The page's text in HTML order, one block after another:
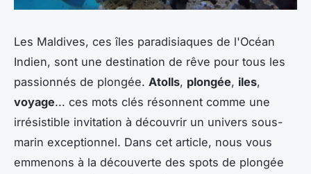
Les Maldives, ces îles paradisiaques de l'Océan
Indien, sont une destination de rêve pour tous les
passionnés de plongée. Atolls, plongée, iles,
voyage... ces mots clés résonnent comme une
irrésistible invitation à découvrir un univers sous-
marin exceptionnel. Dans cet article, nous vous
emmenons à la découverte des spots de plongée